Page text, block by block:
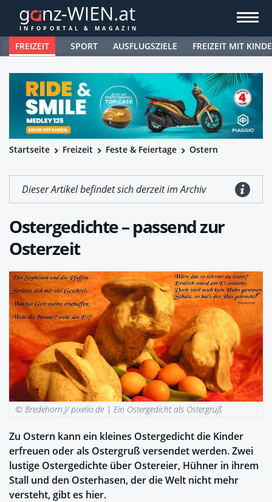
FREIZEIT SPORT AUSFLUGSZIELE FREIZEIT MIT
Startseite Freizeit Feste & Feiertage Ostern
Dieser Artikel befindet sich derzeit im Archiv
Ostergedichte – passend zur
Osterzeit
© Bredehorn.J/ pixelio.de | Ein Ostergedicht als Ostergruß
Zu Ostern kann ein kleines Ostergedicht die Kinder
erfreuen oder als Ostergruß versendet werden. Zwei
lustige Ostergedichte über Ostereier, Hühner in ihrem
Stall und den Osterhasen, der die Welt nicht mehr
versteht, gibt es hier.